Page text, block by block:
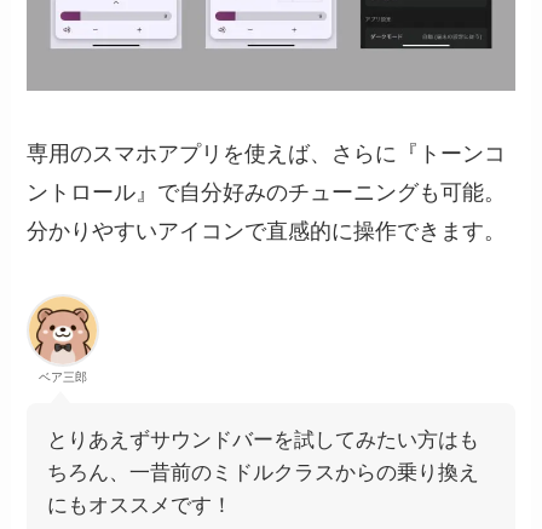
専用のスマホアプリを使えば、さらに『トーンコ
ントロール』で自分好みのチューニングも可能。
分かりやすいアイコンで直感的に操作できます。
ベア三郎
とりあえずサウンドバーを試してみたい方はも
ちろん、一昔前のミドルクラスからの乗り換え
にもオススメです！